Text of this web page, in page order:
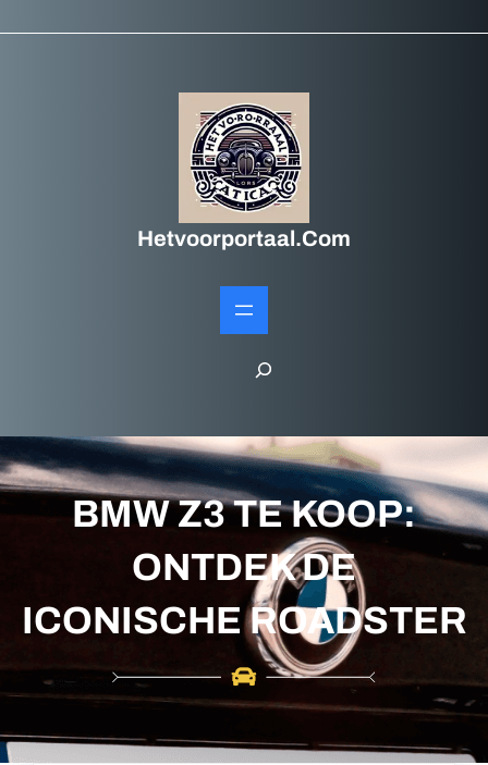
Hetvoorportaal.com
S
a
r
c
h
BMW Z3 TE KOOP:
ONTDEK DE
ICONISCHE ROADSTER